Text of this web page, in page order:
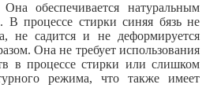
обеспечивается натуральным
В процессе стирки синяя бязь не
не садится и не деформируется
Она не требует использования
в процессе стирки или слишком
режима, что также имеет